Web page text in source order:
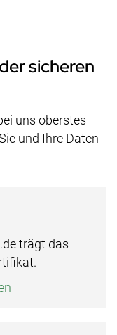
sicheren
uns oberstes
und Ihre Daten
trägt das